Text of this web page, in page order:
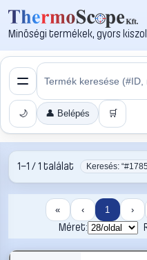
Minőségi termékek, gyors
🌙 👤 Belépés 🛒
1–1 / 1 találat Keresés:
« ‹ 1 ›
Méret: